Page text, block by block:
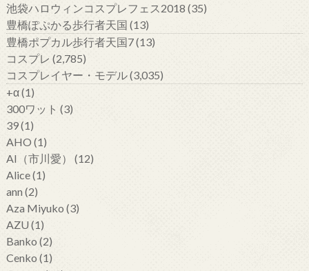
池袋ハロウィンコスプレフェス2018 (35)
豊橋ぽぷかる歩行者天国 (13)
豊橋ポプカル歩行者天国7(13)
コスプレ (2,785)
コスプレイヤー・モデル(3,035)
+α(1)
300ワット (3)
39(1)
AHO (1)
AI（市川愛） (12)
Alice(1)
ann (2)
Aza Miyuko (3)
AZU(1)
Banko (2)
Cenko (1)